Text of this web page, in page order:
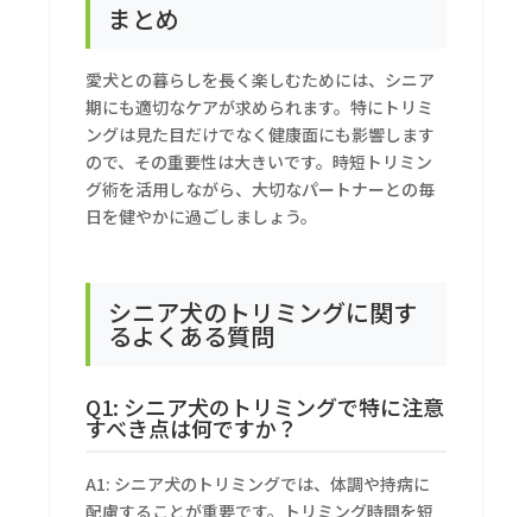
まとめ
愛犬との暮らしを長く楽しむためには、シニア
期にも適切なケアが求められます。特にトリミ
ングは見た目だけでなく健康面にも影響します
ので、その重要性は大きいです。時短トリミン
グ術を活用しながら、大切なパートナーとの毎
日を健やかに過ごしましょう。
シニア犬のトリミングに関す
るよくある質問
Q1: シニア犬のトリミングで特に注意
すべき点は何ですか？
A1: シニア犬のトリミングでは、体調や持病に
配慮することが重要です。トリミング時間を短